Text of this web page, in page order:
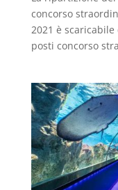
concorso
2021 è
posti concorso